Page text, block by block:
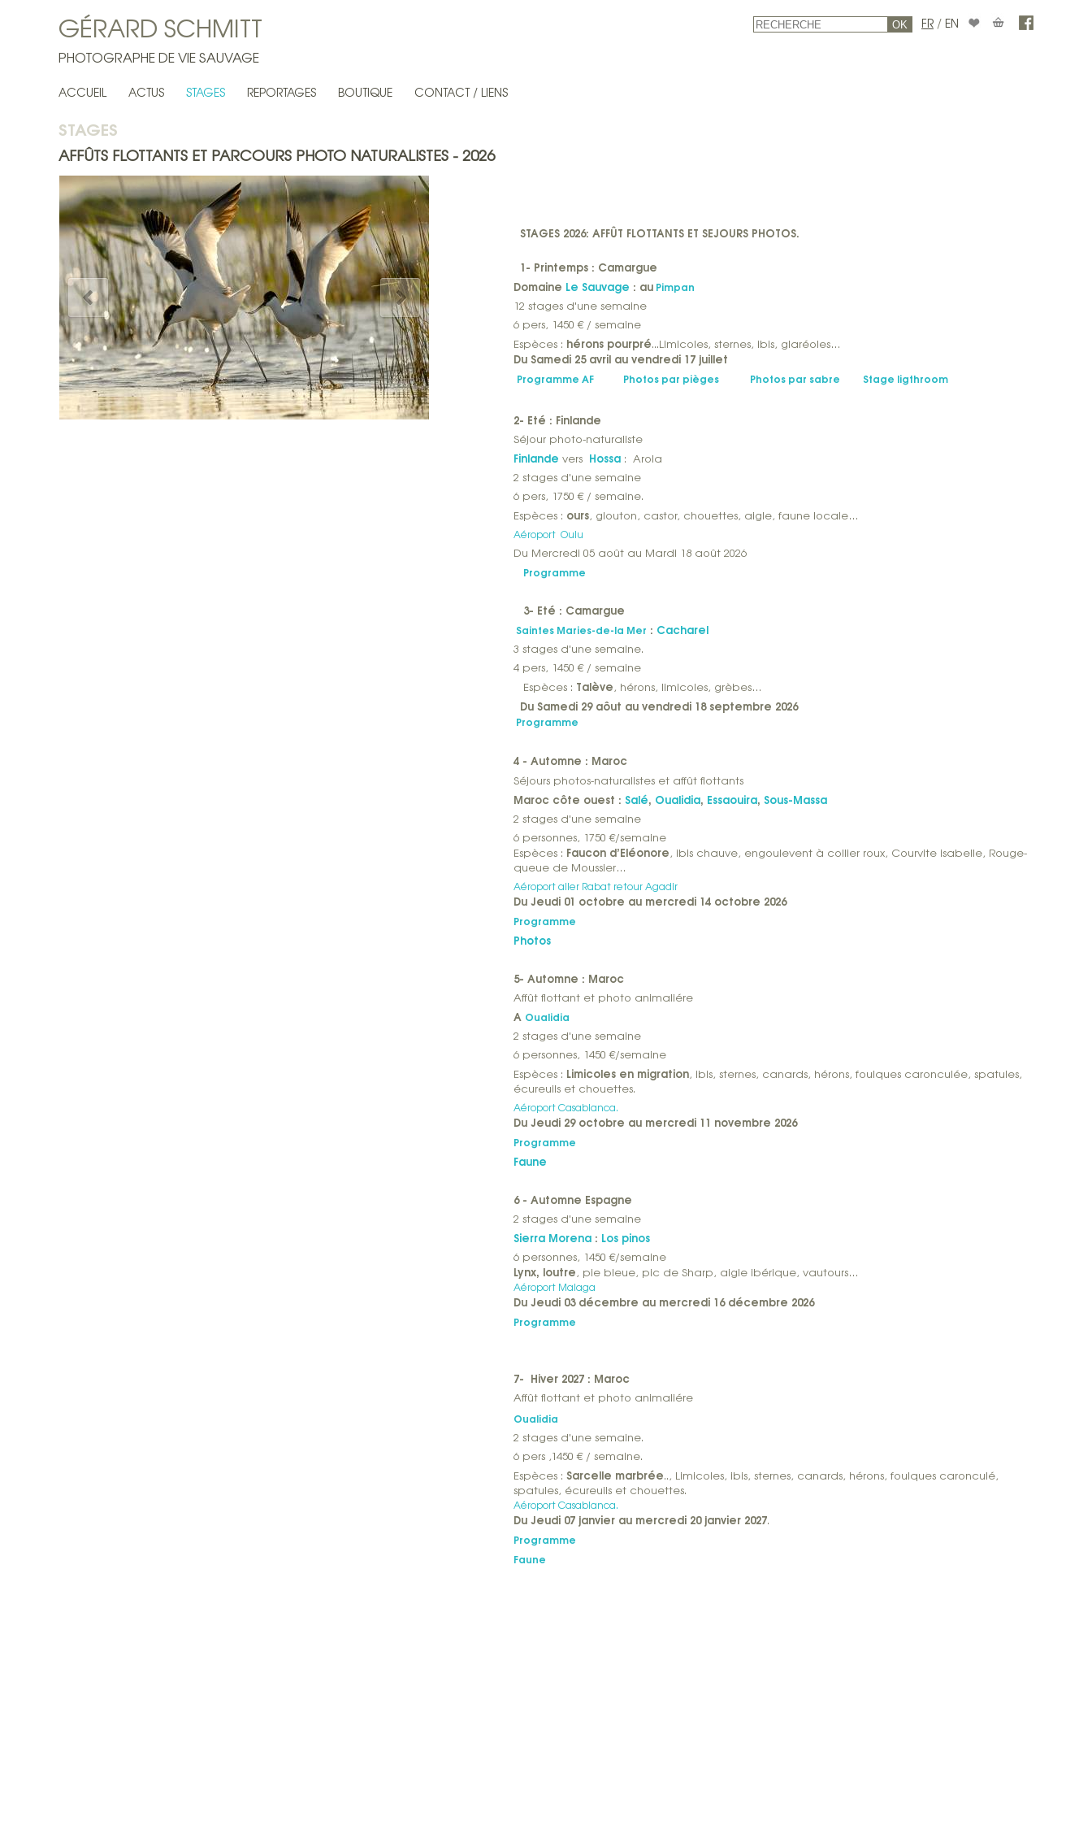
GÉRARD SCHMITT
PHOTOGRAPHE DE VIE SAUVAGE
FR / EN
OK
ACCUEIL ACTUS STAGES REPORTAGES BOUTIQUE CONTACT / LIENS
STAGES
AFFÛTS FLOTTANTS ET PARCOURS PHOTO NATURALISTES - 2026
STAGES 2026: AFFÛT FLOTTANTS ET SEJOURS PHOTOS.
1- Printemps : Camargue
Domaine Le Sauvage : au Pimpan
12 stages d'une semaine
6 pers, 1450 € / semaine
Espèces : hérons pourpré...Limicoles, sternes, ibis, glaréoles…
Du Samedi 25 avril au vendredi 17 juillet
Programme AF Photos par pièges Photos par sabre Stage ligthroom
2- Eté : Finlande
Séjour photo-naturaliste
Finlande vers Hossa : Arola
2 stages d'une semaine
6 pers, 1750 € / semaine.
Espèces : ours, glouton, castor, chouettes, aigle, faune locale…
Aéroport Oulu
Du Mercredi 05 août au Mardi 18 août 2026
Programme
3- Eté : Camargue
Saintes Maries-de-la Mer : Cacharel
3 stages d'une semaine.
4 pers, 1450 € / semaine
Espèces : Talève, hérons, limicoles, grèbes…
Du Samedi 29 aôut au vendredi 18 septembre 2026
Programme
4 - Automne : Maroc
Séjours photos-naturalistes et affût flottants
Maroc côte ouest : Salé, Oualidia, Essaouira, Sous-Massa
2 stages d'une semaine
6 personnes, 1750 €/semaine
Espèces : Faucon d’Eléonore, ibis chauve, engoulevent à collier roux, Courvite isabelle, Rouge-
queue de Moussier…
Aéroport aller Rabat retour Agadir
Du Jeudi 01 octobre au mercredi 14 octobre 2026
Programme
Photos
5- Automne : Maroc
Affût flottant et photo animaliére
A Oualidia
2 stages d'une semaine
6 personnes, 1450 €/semaine
Espèces : Limicoles en migration, ibis, sternes, canards, hérons, foulques caronculée, spatules,
écureuils et chouettes.
Aéroport Casablanca.
Du Jeudi 29 octobre au mercredi 11 novembre 2026
Programme
Faune
6 - Automne Espagne
2 stages d'une semaine
Sierra Morena : Los pinos
6 personnes, 1450 €/semaine
Lynx, loutre, pie bleue, pic de Sharp, aigle ibérique, vautours…
Aéroport Malaga
Du Jeudi 03 décembre au mercredi 16 décembre 2026
Programme
7- Hiver 2027 : Maroc
Affût flottant et photo animaliére
Oualidia
2 stages d'une semaine.
6 pers ,1450 € / semaine.
Espèces : Sarcelle marbrée.., Limicoles, ibis, sternes, canards, hérons, foulques caronculé,
spatules, écureuils et chouettes.
Aéroport Casablanca.
Du Jeudi 07 janvier au mercredi 20 janvier 2027.
Programme
Faune